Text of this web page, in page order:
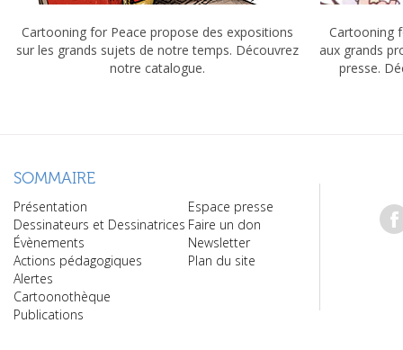
Cartooning for Peace propose des expositions
sur les grands sujets de notre temps. Découvrez
notre catalogue.
Cartooning
aux grands
presse.
SOMMAIRE
Présentation
Dessinateurs et Dessinatrices
Évènements
Actions pédagogiques
Alertes
Cartoonothèque
Publications
Espace presse
Faire un don
Newsletter
Plan du site